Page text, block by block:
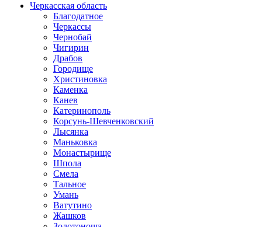
Черкасская область
Благодатное
Черкассы
Чернобай
Чигирин
Драбов
Городище
Христиновка
Каменка
Канев
Катеринополь
Корсунь-Шевченковский
Лысянка
Маньковка
Монастырище
Шпола
Смела
Тальное
Умань
Ватутино
Жашков